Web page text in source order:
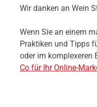
Wir danken an Wein
Wenn Sie an einem
Praktiken und Tipps
oder im komplexeren
Co für Ihr Online-